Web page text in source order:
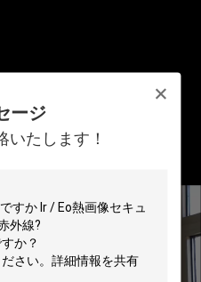
ージ
いたします！